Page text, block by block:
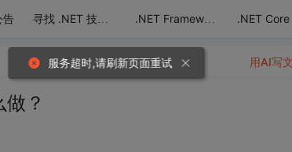
告 寻找 .NET 技术达人 .NET Framework .NET Core
？
用AI写
服务超时,请刷新页面重试